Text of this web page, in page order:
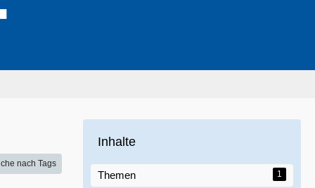
nach Tags
Inhalte
Themen 1